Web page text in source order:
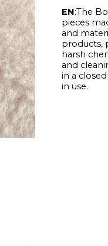
EN:The
pieces
and
products,
harsh
and
in a
in use.